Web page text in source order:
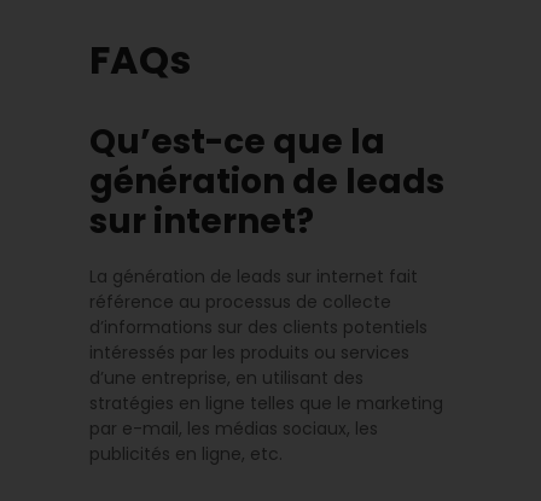
FAQs
Qu’est-ce que la
génération de leads
sur internet?
La génération de leads sur internet fait
référence au processus de collecte
d’informations sur des clients potentiels
intéressés par les produits ou services
d’une entreprise, en utilisant des
stratégies en ligne telles que le marketing
par e-mail, les médias sociaux, les
publicités en ligne, etc.